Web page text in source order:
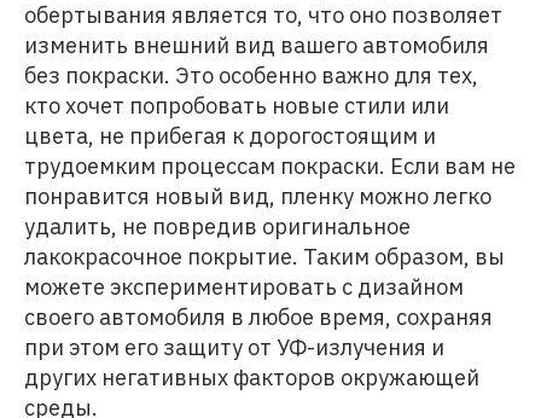
обертывания является то, что оно позволяет
изменить внешний вид вашего автомобиля
без покраски. Это особенно важно для тех,
кто хочет попробовать новые стили или
цвета, не прибегая к дорогостоящим и
трудоемким процессам покраски. Если вам не
понравится новый вид, пленку можно легко
удалить, не повредив оригинальное
лакокрасочное покрытие. Таким образом, вы
можете экспериментировать с дизайном
своего автомобиля в любое время, сохраняя
при этом его защиту от УФ-излучения и
других негативных факторов окружающей
среды.